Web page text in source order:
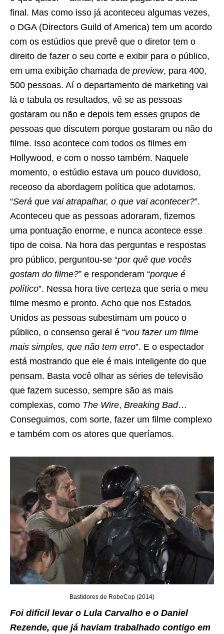
final. Mas como isso já aconteceu algumas vezes,
o DGA (Directors Guild of America) tem um acordo
com os estúdios que prevê que o diretor tem o
direito de fazer o seu corte e exibir para o público,
em uma exibição chamada de preview, para 400,
500 pessoas. Aí o departamento de marketing vai
lá e tabula os resultados, vê se as pessoas
gostaram ou não e depois tem esses grupos de
pessoas que discutem porque gostaram ou não do
filme. Isso acontece com todos os filmes em
Hollywood, e com o nosso também. Naquele
momento, o estúdio estava um pouco duvidoso,
receoso da abordagem política que adotamos.
“Será que vai atrapalhar, o que vai acontecer?”.
Aconteceu que as pessoas adoraram, fizemos
uma pontuação enorme, e nunca acontece esse
tipo de coisa. Na hora das perguntas e respostas
pro público, perguntou-se “por quê que vocês
gostam do filme?” e responderam “porque é
político”. Nessa hora tive certeza que seria o meu
filme mesmo e pronto. Acho que nos Estados
Unidos as pessoas subestimam um pouco o
público, o consenso geral é “vou fazer um filme
mais simples, que não tem erro”. E o espectador
está mostrando que ele é mais inteligente do que
pensam. Basta você olhar as séries de televisão
que fazem sucesso, sempre são as mais
complexas, como The Wire, Breaking Bad…
Conseguimos, com sorte, fazer um filme complexo
e também com os atores que queríamos.
Bastidores de RoboCop (2014)
Foi difícil levar o Lula Carvalho e o Daniel
Rezende, que já haviam trabalhado contigo em